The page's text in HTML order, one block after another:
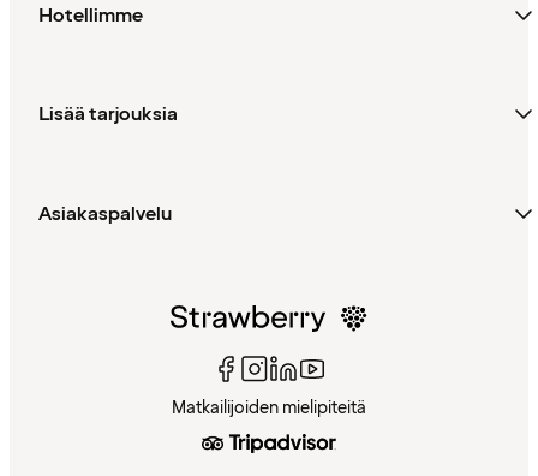
Hotellimme
Lisää tarjouksia
Asiakaspalvelu
Matkailijoiden mielipiteitä